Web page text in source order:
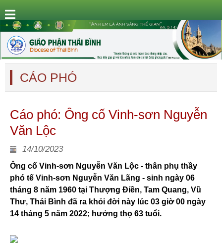
CÁO PHÓ
Cáo phó: Ông cố Vinh-sơn Nguyễn
Văn Lộc
14/10/2023
Ông cố Vinh-sơn Nguyễn Văn Lộc - thân phụ thầy
phó tế Vinh-sơn Nguyễn Văn Lãng - sinh ngày 06
tháng 8 năm 1960 tại Thượng Điền, Tam Quang, Vũ
Thư, Thái Bình đã ra khỏi đời này lúc 03 giờ 00 ngày
14 tháng 5 năm 2022; hưởng thọ 63 tuổi.